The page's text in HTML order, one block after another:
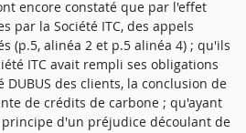
encore constaté que par l'effet
par la Société ITC, des appels
(p.5, alinéa 2 et p.5 alinéa 4) ; qu'ils
ITC avait rempli ses obligations
des clients, la conclusion de
de crédits de carbone ; qu'ayant
d'un préjudice découlant de